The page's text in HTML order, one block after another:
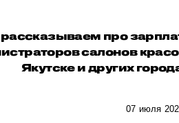
про
салонов
Якутске и других
07 июля